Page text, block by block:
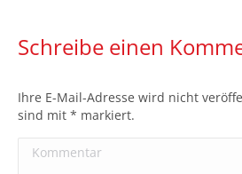
Schreibe einen
Ihre E-Mail-Adresse wird nicht
sind mit * markiert.
Kommentar